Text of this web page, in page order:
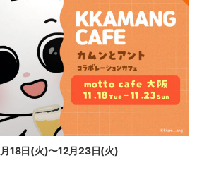
18日(火)〜12月23日(火)